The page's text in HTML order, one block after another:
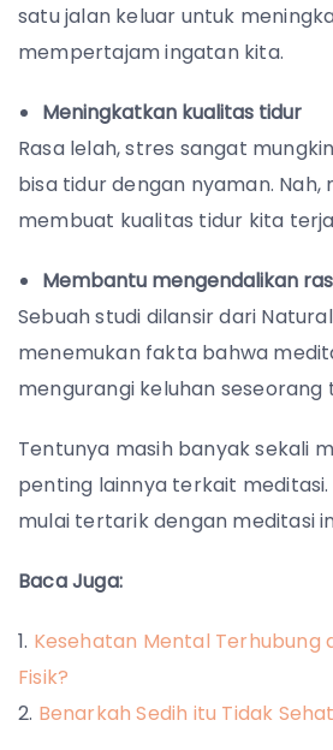
satu jalan keluar untuk
mempertajam ingatan kita.
Meningkatkan kualitas tidur
Rasa lelah, stres sangat
bisa tidur dengan nyaman. Nah,
membuat kualitas tidur kita
Membantu mengendalikan
Sebuah studi dilansir dari
menemukan fakta bahwa
mengurangi keluhan seseorang
Tentunya masih banyak sekali
penting lainnya terkait
mulai tertarik dengan meditasi
Baca Juga:
Kesehatan Mental Terhubung
Fisik?
Benarkah Sedih itu Tidak